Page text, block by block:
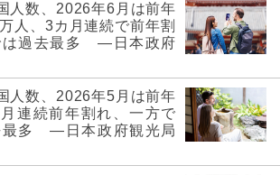
人数、2026年6月は前年
人、3カ月連続で前年割
は過去最多 ―日本政府
人数、2026年5月は前年
連続前年割れ、一方で
最多 ―日本政府観光局